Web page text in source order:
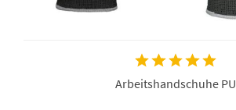
Arbeitshandschuhe PU